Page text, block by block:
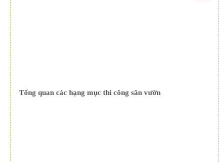
Tổng quan các hạng mục thi công sân vườn